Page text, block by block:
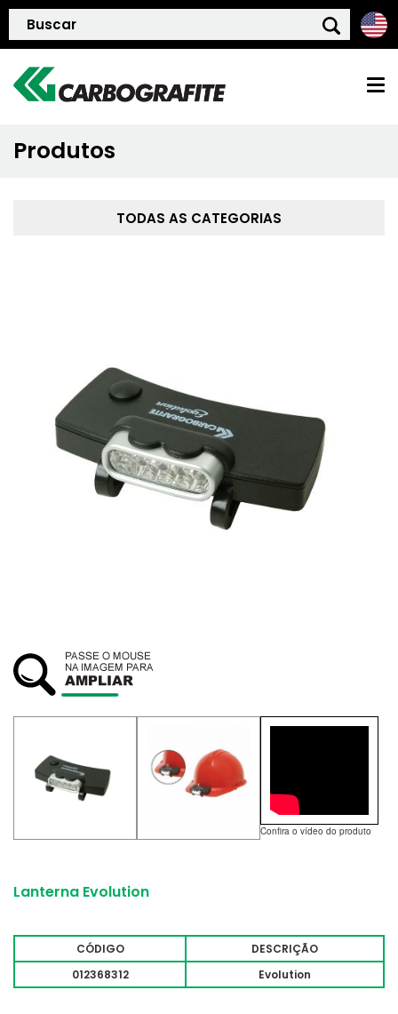
QUEM SOMOS
SUSTENTABILIDADE
ATENDIMENTO
Produtos
TODAS AS CATEGORIAS
Confira o vídeo do produto
Lanterna Evolution
CÓDIGO
DESCRIÇÃO
012368312
Evolution